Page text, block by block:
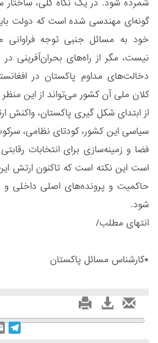
گونه‌ای مهندسی شده است که دولت
خود به مسائل جنبی توجه فراوانی
نیست، مگر از راه‌های بحران‌آفرینی
دخالت‌های مداوم پاکستان در
کلان ملی‌ آن کشور می‌تواند از این
از ابتدای شکل گیری پاکستان، واکنش
سیاسی این کشور، کودتای نظامی،
فضا و زمینه‌سازی برای انتخابات
است این نکته است که تاکنون ارتش
حاکمیت و پرونده‌های اصلی داخلی
شود.
انتهای مطلب/
*کارشناس مسائل پاکستان